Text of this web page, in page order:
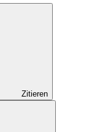
Zitieren